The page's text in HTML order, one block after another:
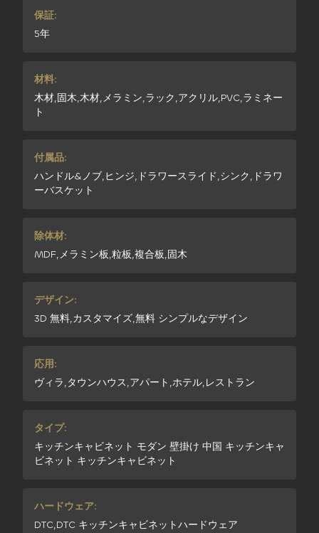
保証:
5年
材料:
木材,固木,木材,メラミン,ラック,アクリル,PVC,ラミネー
ト
付属品:
ハンドル&ノブ,ヒンジ,ドラワースライド,シンク,ドラワ
ーバスケット
除体材:
MDF,メラミン板,粒板,複合板,固木
デザイン:
3D 無料,カスタマイズ,無料 シンプルなデザイン
応用:
ヴィラ,タウンハウス,アパート,ホテル,レストラン
タイプ:
キッチンキャビネット モダン 壁掛け 中国 キッチンキャ
ビネット キッチンキャビネット
ハードウェア:
DTC,DTC キッチンキャビネットハードウェア